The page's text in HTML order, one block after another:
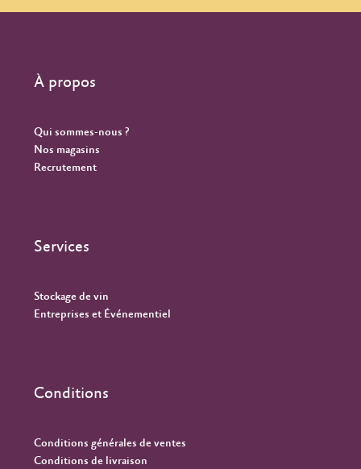
À propos
Qui sommes-nous ?
Nos magasins
Recrutement
Services
Stockage de vin
Entreprises et Événementiel
Conditions
Conditions générales de ventes
Conditions de livraison